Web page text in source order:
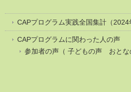
CAPプログラム実践全国集計（2024
CAPプログラムに関わった人の声
参加者の声（ 子どもの声 おとな